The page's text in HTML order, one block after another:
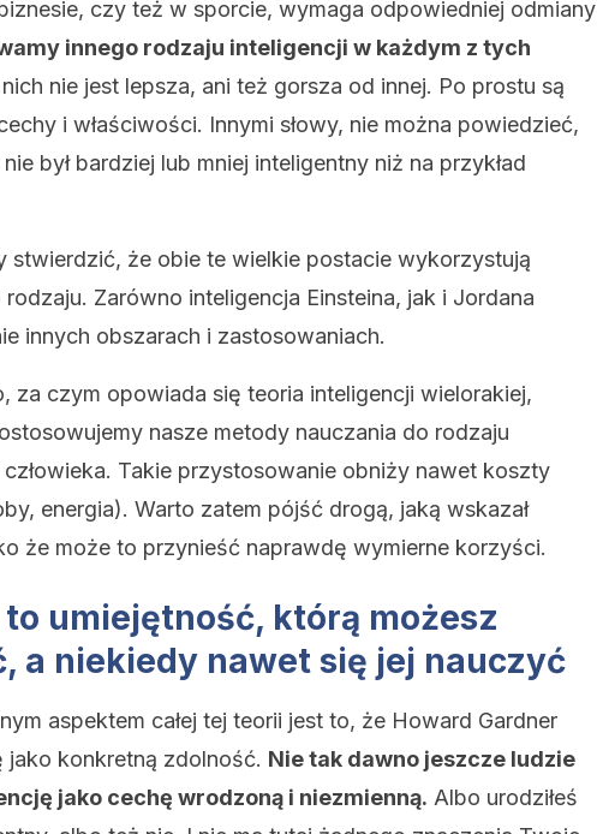
czy też w sporcie, wymaga odpowiedniej odmiany
innego rodzaju inteligencji w każdym z tych
nie jest lepsza, ani też gorsza od innej. Po prostu są
i właściwości. Innymi słowy, nie można powiedzieć,
był bardziej lub mniej inteligentny niż na przykład
stwierdzić, że obie te wielkie postacie wykorzystują
Zarówno inteligencja Einsteina, jak i Jordana
innych obszarach i zastosowaniach.
za czym opowiada się teoria inteligencji wielorakiej,
nasze metody nauczania do rodzaju
Takie przystosowanie obniży nawet koszty
energia). Warto zatem pójść drogą, jaką wskazał
że może to przynieść naprawdę wymierne korzyści.
umiejętność, którą możesz
a niekiedy nawet się jej nauczyć
aspektem całej tej teorii jest to, że Howard Gardner
jako konkretną zdolność. Nie tak dawno jeszcze ludzie
jako cechę wrodzoną i niezmienną. Albo urodziłeś